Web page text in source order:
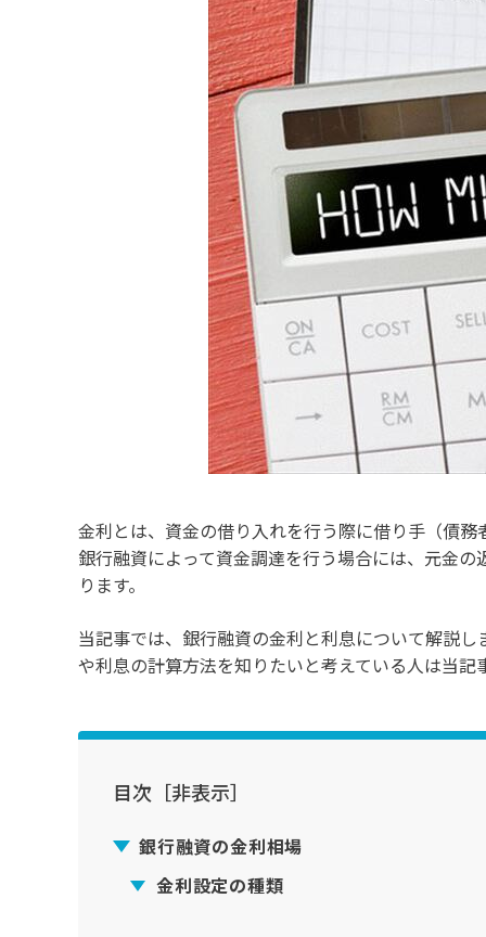
金利とは、資金の借り入れを行う際に借り手（債
銀行融資によって資金調達を行う場合には、元金
ります。
当記事では、銀行融資の金利と利息について解説
や利息の計算方法を知りたいと考えている人は当
目次 ［非表示］
銀行融資の金利相場
金利設定の種類